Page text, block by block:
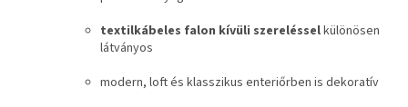
textilkábeles falon kívüli szerelésselkülönösen
látványos
modern, loft és klasszikus enteriőrben is dekoratív